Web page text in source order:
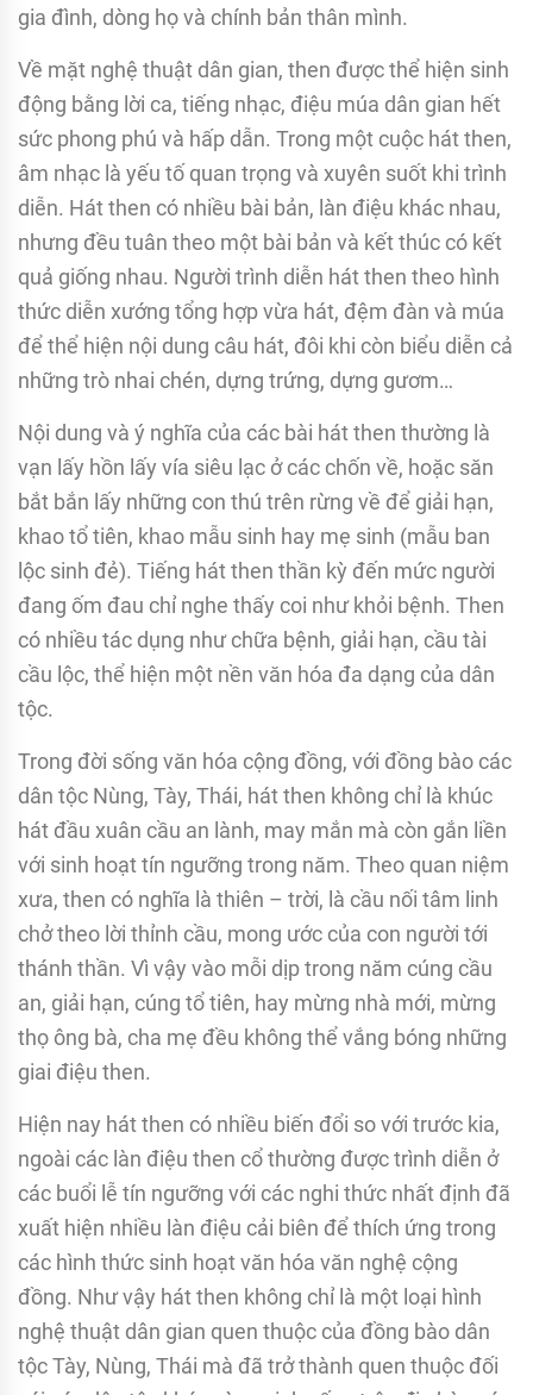
gia đình, dòng họ và chính bản thân mình.
Về mặt nghệ thuật dân gian, then được thể hiện sinh
động bằng lời ca, tiếng nhạc, điệu múa dân gian hết
sức phong phú và hấp dẫn. Trong một cuộc hát then,
âm nhạc là yếu tố quan trọng và xuyên suốt khi trình
diễn. Hát then có nhiều bài bản, làn điệu khác nhau,
nhưng đều tuân theo một bài bản và kết thúc có kết
quả giống nhau. Người trình diễn hát then theo hình
thức diễn xướng tổng hợp vừa hát, đệm đàn và múa
để thể hiện nội dung câu hát, đôi khi còn biểu diễn cả
những trò nhai chén, dựng trứng, dựng gươm…
Nội dung và ý nghĩa của các bài hát then thường là
vạn lấy hồn lấy vía siêu lạc ở các chốn về, hoặc săn
bắt bắn lấy những con thú trên rừng về để giải hạn,
khao tổ tiên, khao mẫu sinh hay mẹ sinh (mẫu ban
lộc sinh đẻ). Tiếng hát then thần kỳ đến mức người
đang ốm đau chỉ nghe thấy coi như khỏi bệnh. Then
có nhiều tác dụng như chữa bệnh, giải hạn, cầu tài
cầu lộc, thể hiện một nền văn hóa đa dạng của dân
tộc.
Trong đời sống văn hóa cộng đồng, với đồng bào các
dân tộc Nùng, Tày, Thái, hát then không chỉ là khúc
hát đầu xuân cầu an lành, may mắn mà còn gắn liền
với sinh hoạt tín ngưỡng trong năm. Theo quan niệm
xưa, then có nghĩa là thiên – trời, là cầu nối tâm linh
chở theo lời thỉnh cầu, mong ước của con người tới
thánh thần. Vì vậy vào mỗi dịp trong năm cúng cầu
an, giải hạn, cúng tổ tiên, hay mừng nhà mới, mừng
thọ ông bà, cha mẹ đều không thể vắng bóng những
giai điệu then.
Hiện nay hát then có nhiều biến đổi so với trước kia,
ngoài các làn điệu then cổ thường được trình diễn ở
các buổi lễ tín ngưỡng với các nghi thức nhất định đã
xuất hiện nhiều làn điệu cải biên để thích ứng trong
các hình thức sinh hoạt văn hóa văn nghệ cộng
đồng. Như vậy hát then không chỉ là một loại hình
nghệ thuật dân gian quen thuộc của đồng bào dân
tộc Tày, Nùng, Thái mà đã trở thành quen thuộc đối